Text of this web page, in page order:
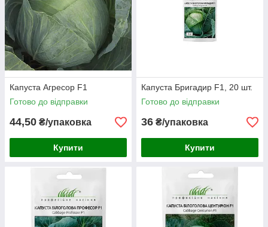
Капуста Агресор F1
Готово до відправки
44,50 ₴/упаковка
Купити
Капуста Бригадир F1, 20 шт.
Готово до відправки
36 ₴/упаковка
Купити